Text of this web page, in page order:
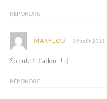
RÉPONDRE
MARYLOU 19 août 2011
So cute ! J’adore ! :)
RÉPONDRE